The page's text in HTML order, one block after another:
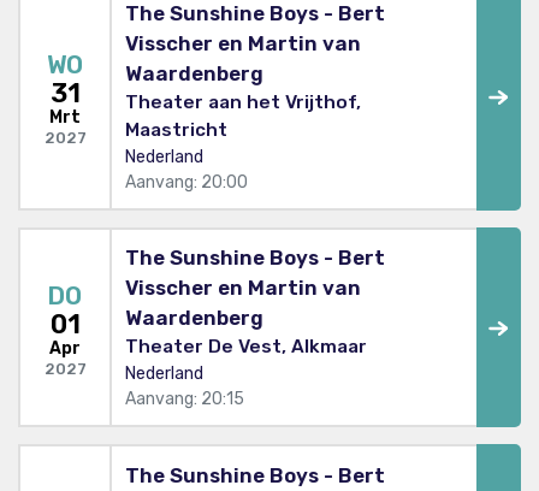
WO
31
Mrt
2027
The Sunshine Boys - Bert
Visscher en Martin van
Waardenberg
Theater aan het Vrijthof,
Maastricht
Nederland
Aanvang: 20:00
DO
01
Apr
2027
The Sunshine Boys - Bert
Visscher en Martin van
Waardenberg
Theater De Vest, Alkmaar
Nederland
Aanvang: 20:15
The Sunshine Boys - Bert